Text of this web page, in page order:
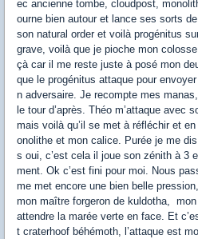
ec ancienne tombe, cloudpost,
ourne bien autour et lance ses sorts
son natural order et voilà progénitus
grave, voilà que je pioche mon
çà car il me reste juste à posé mon
que le progénitus attaque pour
n adversaire. Je recompte mes
le tour d’après. Théo m’attaque avec
mais voilà qu’il se met à réfléchir et
onolithe et mon calice. Purée je me
s oui, c’est cela il joue son zénith à 3
ment. Ok c’est fini pour moi. Nous
me met encore une bien belle
mon maître forgeron de kuldotha,
attendre la marée verte en face. Et
t craterhoof béhémoth, l’attaque est